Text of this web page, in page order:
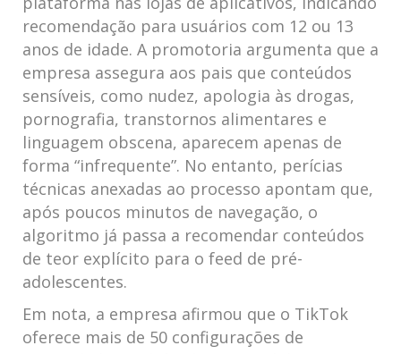
recomendação para usuários com 12 ou 13
anos de idade. A promotoria argumenta que a
empresa assegura aos pais que conteúdos
sensíveis, como nudez, apologia às drogas,
pornografia, transtornos alimentares e
linguagem obscena, aparecem apenas de
forma “infrequente”. No entanto, perícias
técnicas anexadas ao processo apontam que,
após poucos minutos de navegação, o
algoritmo já passa a recomendar conteúdos
de teor explícito para o feed de pré-
adolescentes.
Em nota, a empresa afirmou que o TikTok
oferece mais de 50 configurações de